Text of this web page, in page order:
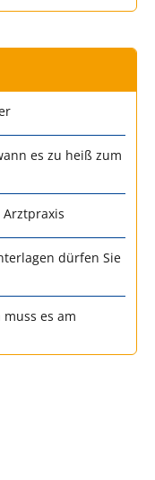
es zu heiß zum
dürfen Sie
es am